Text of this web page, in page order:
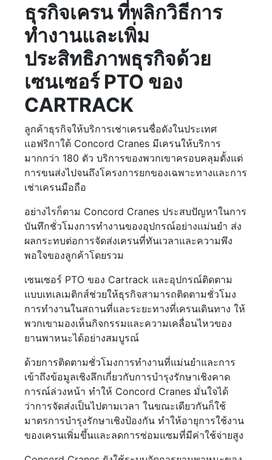
ธุรกิจเครน ที่พลิกวิธีการ
ทำงานและเพิ่ม
ประสิทธิภาพธุรกิจด้วย
เซนเซอร์ PTO ของ
CARTRACK
ลูกค้าธุรกิจให้บริการเช่าเครนชื่อดังในประเทศ
แอฟริกาใต้ Concord Cranes มีเครนให้บริการ
มากกว่า 180 ตัว บริการของพวกเขาครอบคลุมตั้งแต่
การขนส่งไปจนถึงโครงการยกของเฉพาะทางและการ
เช่าเครนมือถือ
อย่างไรก็ตาม Concord Cranes ประสบปัญหาในการ
บันทึกชั่วโมงการทำงานของอุปกรณ์อย่างแม่นยำ ส่ง
ผลกระทบต่อการจัดส่งเครนที่ทันเวลาและความพึง
พอใจของลูกค้าโดยรวม
เซนเซอร์ PTO ของ Cartrack และอุปกรณ์ติดตาม
แบบเทเลเมติกส์ช่วยให้ธุรกิจสามารถติดตามชั่วโมง
การทำงานในสถานที่และระยะทางที่เครนเดินทาง ให้
พวกเขามองเห็นกิจกรรมและความเคลื่อนไหวของ
ยานพาหนะได้อย่างสมบูรณ์
ด้วยการติดตามชั่วโมงการทำงานที่แม่นยำและการ
เข้าถึงข้อมูลเชิงลึกเกี่ยวกับการบำรุงรักษาเชิงคาด
การณ์ล่วงหน้า ทำให้ Concord Cranes มั่นใจได้
ว่าการจัดส่งเป็นไปตามเวลา ในขณะเดียวกันก็ใช้
มาตรการบำรุงรักษาเชิงป้องกัน ทำให้อายุการใช้งาน
ของเครนเพิ่มขึ้นและลดการซ่อมแซมที่มีค่าใช้จ่ายสูง